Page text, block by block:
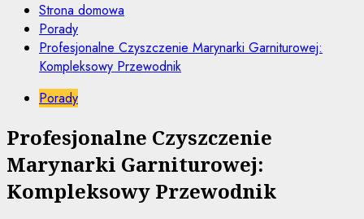
Strona domowa
Porady
Profesjonalne Czyszczenie Marynarki Garniturowej:
Kompleksowy Przewodnik
Porady
Profesjonalne Czyszczenie
Marynarki Garniturowej:
Kompleksowy Przewodnik